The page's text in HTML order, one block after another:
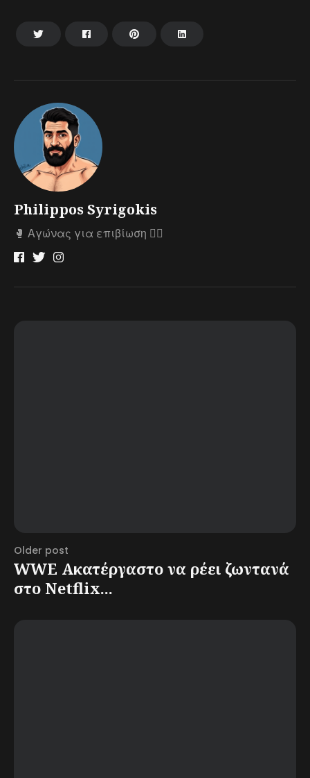
Philippos Syrigokis
🥊 Αγώνας για επιβίωση 🤼‍♂️
Older post
WWE Ακατέργαστο να ρέει ζωντανά
στο Netflix...